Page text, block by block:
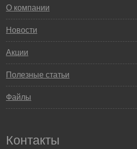
О компании
Новости
Акции
Полезные статьи
Файлы
Контакты